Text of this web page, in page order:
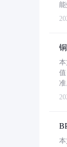
能
准